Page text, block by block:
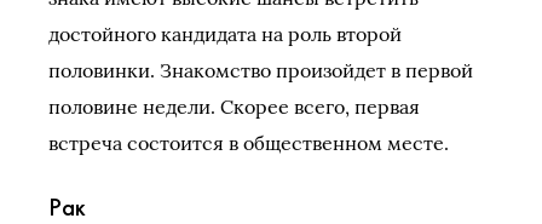
достойного кандидата на роль второй
половинки. Знакомство произойдет в первой
половине недели. Скорее всего, первая
встреча состоится в общественном месте.
Рак